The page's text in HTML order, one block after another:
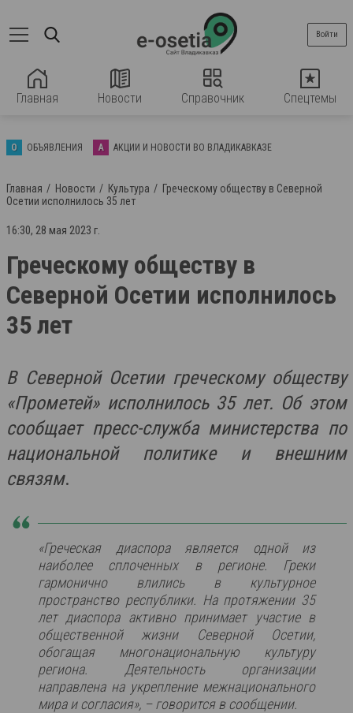
Главная Новости Справочник Спецтемы
Войти
О ОБЪЯВЛЕНИЯ А АКЦИИ И НОВОСТИ ВО ВЛАДИКАВКАЗЕ
Главная Новости Культура
Греческому обществу в Северной
Осетии исполнилось 35 лет
16:30, 28 мая 2023 г.
Греческому обществу в
Северной Осетии исполнилось
35 лет
В Северной Осетии греческому обществу
«Прометей» исполнилось 35 лет. Об этом
сообщает пресс-служба министерства по
национальной политике и внешним
связям.
«Греческая диаспора является одной из
наиболее сплоченных в регионе. Греки
гармонично влились в культурное
пространство республики. На протяжении 35
лет диаспора активно принимает участие в
общественной жизни Северной Осетии,
обогащая многонациональную культуру
региона. Деятельность организации
направлена на укрепление межнационального
мира и согласия», – говорится в сообщении.